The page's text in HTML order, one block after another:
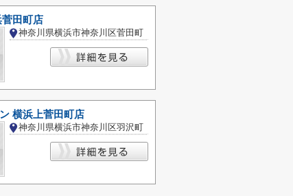
菅田町店
神奈川県横浜市神奈川区菅田町
横浜上菅田町店
神奈川県横浜市神奈川区羽沢町